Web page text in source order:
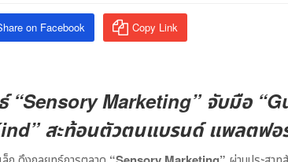
on Facebook Copy Link
“Sensory Marketing” จับมือ
สะท้อนตัวตนแบรนด์ แพลตฟอ